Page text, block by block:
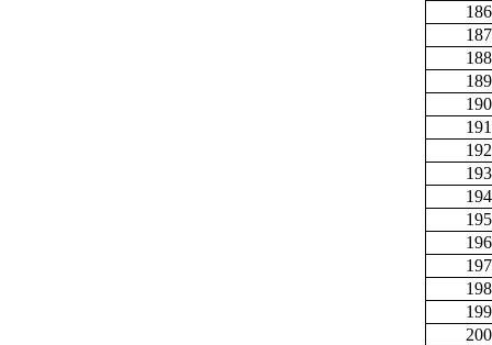
186
187
188
189
190
191
192
193
194
195
196
197
198
199
200